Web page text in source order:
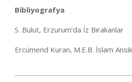
Bibliyografya
S. Bulut, Erzurum’da İz Bırakanlar
Ercümend Kuran, M.E.B. İslam